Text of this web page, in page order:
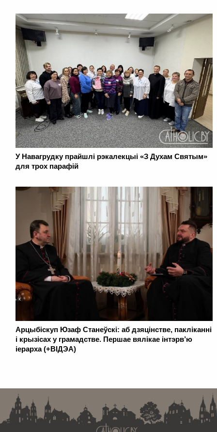
У Навагрудку прайшлі рэкалекцыі «З Духам Святым»
для трох парафій
Арцыбіскуп Юзаф Станеўскі: аб дзяцінстве, пакліканні
і крызісах у грамадстве. Першае вялікае інтэрв’ю
іерарха (+ВІДЭА)